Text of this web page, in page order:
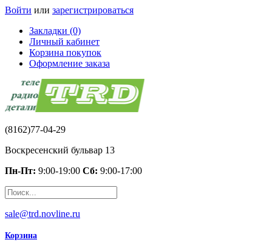
Войти или зарегистрироваться
Закладки (0)
Личный кабинет
Корзина покупок
Оформление заказа
(8162)77-04-29
Воскресенский бульвар 13
Пн-Пт: 9:00-19:00 Сб: 9:00-17:00
sale@trd.novline.ru
Корзина